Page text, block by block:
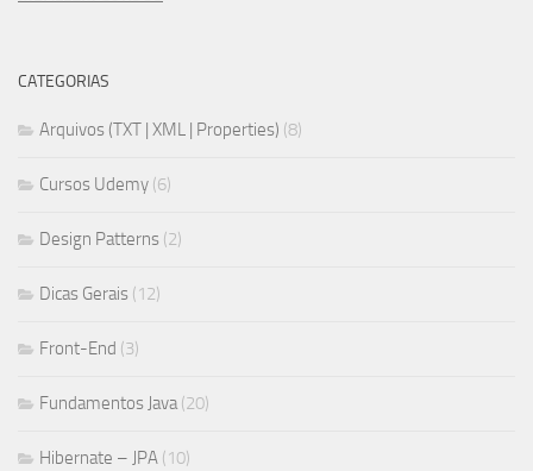
CATEGORIAS
Arquivos (TXT | XML | Properties) (8)
Cursos Udemy (6)
Design Patterns (2)
Dicas Gerais (12)
Front-End (3)
Fundamentos Java(20)
Hibernate – JPA (10)